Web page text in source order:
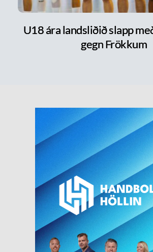
U18 ára landsliðið slapp
gegn Frökkum